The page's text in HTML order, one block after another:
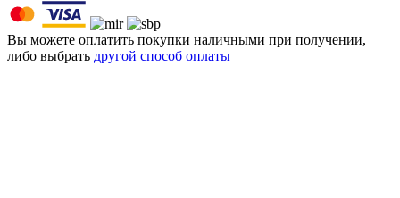
Вы можете оплатить покупки наличными при получении,
либо выбрать другой способ оплаты